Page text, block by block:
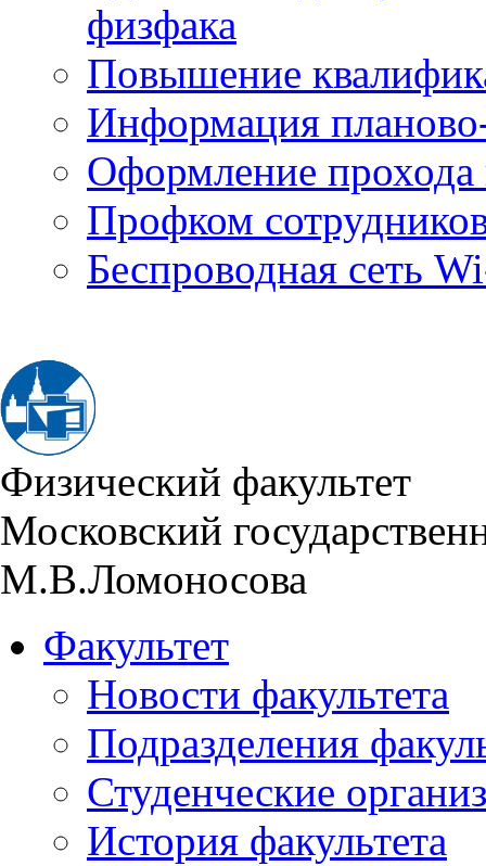
физфака
Повышение
Информация
Оформление прохода
Профком
Беспроводная сеть
Физический факультет
Московский
М.В.Ломоносова
Факультет
Новости факультета
Подразделения
Студенческие
История факультета